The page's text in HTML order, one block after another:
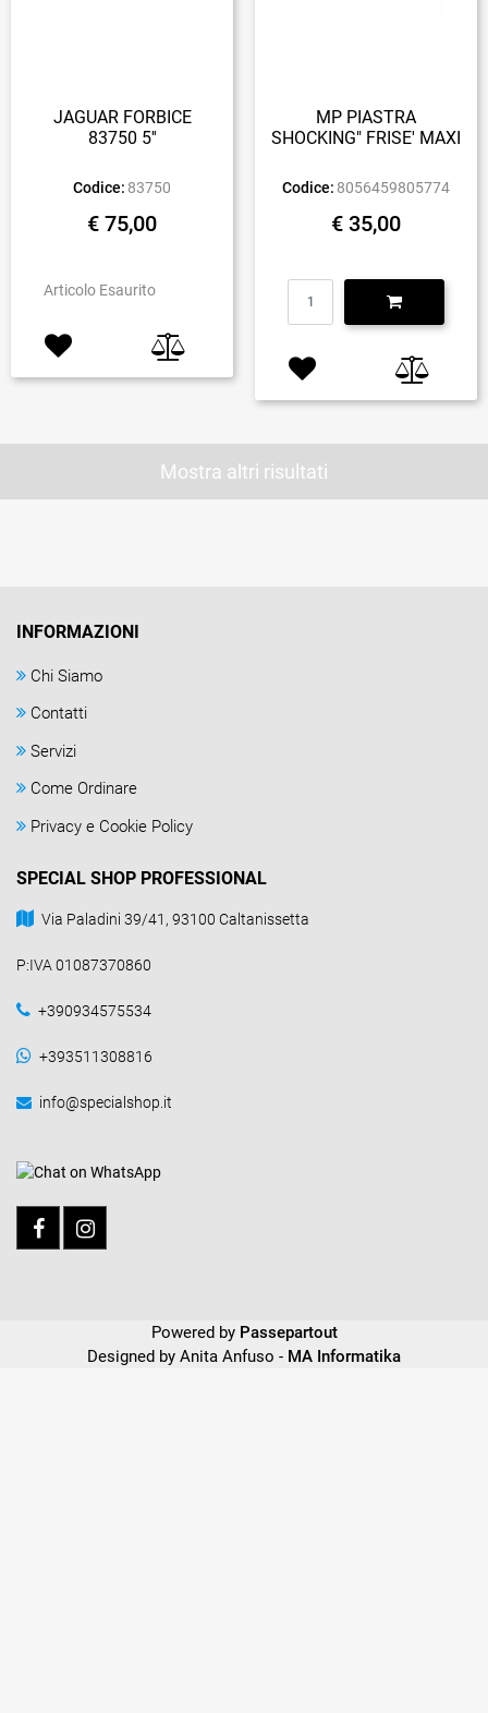
JAGUAR FORBICE
83750 5''
Codice: 83750
€ 75,00
Articolo Esaurito
MP PIASTRA
SHOCKING" FRISE' MAXI
Codice: 8056459805774
€ 35,00
Quantità
Mostra altri risultati
INFORMAZIONI
Chi Siamo
Contatti
Servizi
Come Ordinare
Privacy e Cookie Policy
SPECIAL SHOP PROFESSIONAL
Via Paladini 39/41, 93100 Caltanissetta
P:IVA 01087370860
+390934575534
+393511308816
info@specialshop.it
Powered by Passepartout
Designed by Anita Anfuso - MA Informatika